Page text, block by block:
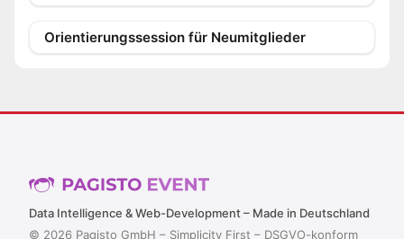
Orientierungssession für Neumitglieder
Data Intelligence & Web-Development – Made in Deutschland
© 2026 Pagisto GmbH – Simplicity First – DSGVO-konform